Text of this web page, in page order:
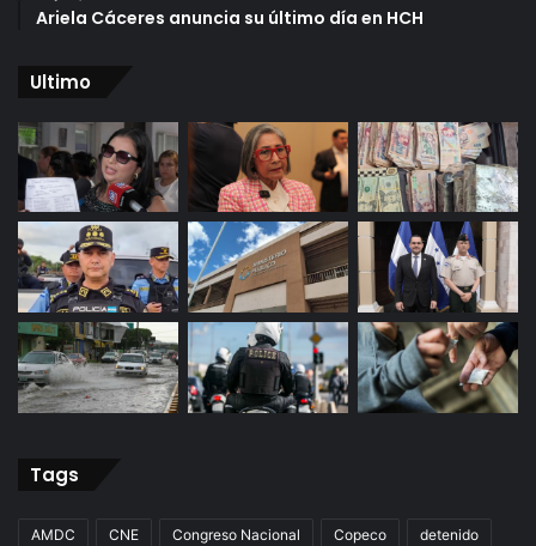
Ariela Cáceres anuncia su último día en HCH
Ultimo
Tags
AMDC CNE Congreso Nacional Copeco detenido